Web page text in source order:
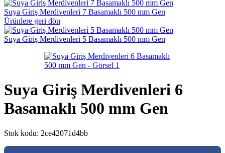
Suya Giriş Merdivenleri 7 Basamaklı 500 mm Gen
Ürünlere geri dön
Suya Giriş Merdivenleri 5 Basamaklı 500 mm Gen
Suya Giriş Merdivenleri 6
Basamaklı 500 mm Gen
Stok kodu: 2ce42071d4bb